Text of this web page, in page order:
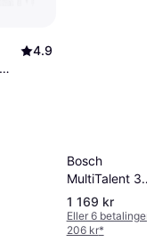
4.9
Bosch
MultiTalent 3
MCM3501M
1 169 kr
Eller 6 betalinger
206 kr*